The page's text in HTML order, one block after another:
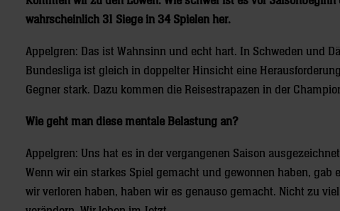
wahrscheinlich 31 Siege in 34 Spielen her.
Appelgren: Das ist Wahnsinn und echt hart. In Schweden und
Bundesliga ist gleich in doppelter Hinsicht eine
Gegner stark. Dazu kommen die Reisestrapazen in der
Wie geht man diese mentale Belastung an?
Appelgren: Uns hat es in der vergangenen Saison
Wenn wir ein starkes Spiel gemacht und gewonnen haben,
wir verloren haben, haben wir es genauso gemacht. Nicht zu